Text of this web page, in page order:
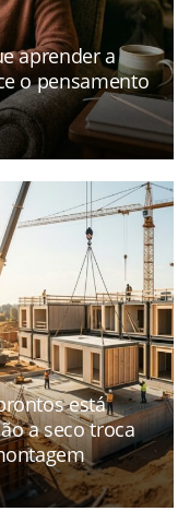
aprender a
o pensamento
está
a seco troca